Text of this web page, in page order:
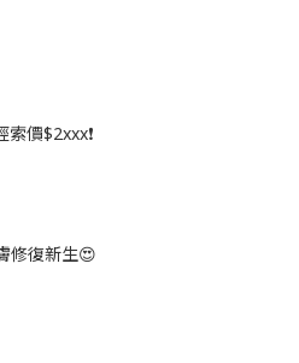
價$2xxx❗
修復新生😍